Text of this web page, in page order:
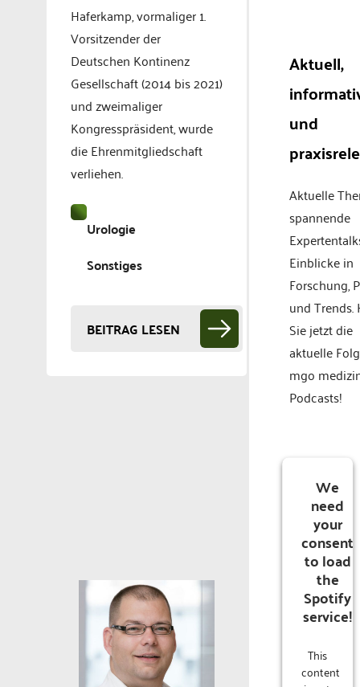
Haferkamp, vormaliger 1.
Vorsitzender der
Deutschen Kontinenz
Gesellschaft (2014 bis 2021)
und zweimaliger
Kongresspräsident, wurde
die Ehrenmitgliedschaft
verliehen.
Urologie
Sonstiges
BEITRAG LESEN
Aktuell,
und
Aktuelle
spannende
Einblicke in
Forschung,
und Trends.
Sie jetzt die
aktuelle
mgo
Podcasts!
We
need
your
consent
to load
the
Spotify
service!
This
content